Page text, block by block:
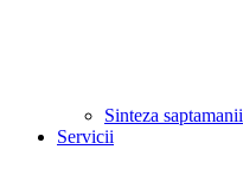
Sinteza saptamanii
Servicii